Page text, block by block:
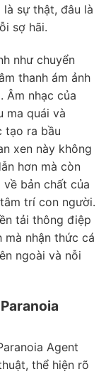
sự thật, đâu là
sợ hãi.
như chuyển
thanh ám ảnh
Âm nhạc của
ma quái và
tạo ra bầu
xen này không
hơn mà còn
bản chất của
trí con người.
tải thông điệp
mà nhận thức cá
ngoài và nỗi
Agent
thể hiện rõ